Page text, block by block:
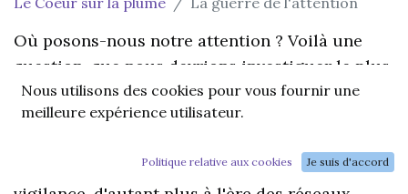
Où posons-nous notre attention ? Voilà une
question, que nous devrions investiguer le plus
souvent possible. Savons-nous réellement ce
que nous nourrissons, et de quoi nous nous
essentiel, et que cela nous invite à une certaine
Nous utilisons des cookies pour vous fournir une
meilleure expérience utilisateur.
Politique relative aux cookies Je suis d'accord